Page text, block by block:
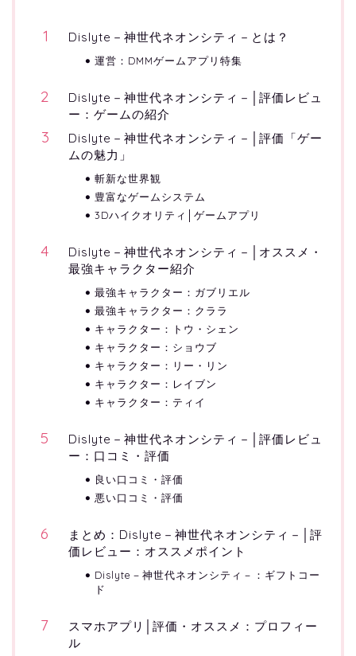
Dislyte－神世代ネオンシティ－とは？
運営：DMMゲームアプリ特集
Dislyte－神世代ネオンシティ－│評価レビュ
ー：ゲームの紹介
Dislyte－神世代ネオンシティ－│評価「ゲー
ムの魅力」
斬新な世界観
豊富なゲームシステム
3Dハイクオリティ│ゲームアプリ
Dislyte－神世代ネオンシティ－│オススメ・
最強キャラクター紹介
最強キャラクター：ガブリエル
最強キャラクター：クララ
キャラクター：トウ・シェン
キャラクター：ショウブ
キャラクター：リー・リン
キャラクター：レイブン
キャラクター：ティイ
Dislyte－神世代ネオンシティ－│評価レビュ
ー：口コミ・評価
良い口コミ・評価
悪い口コミ・評価
まとめ：Dislyte－神世代ネオンシティ－│評
価レビュー：オススメポイント
Dislyte－神世代ネオンシティ－：ギフトコー
ド
スマホアプリ│評価・オススメ：プロフィー
ル